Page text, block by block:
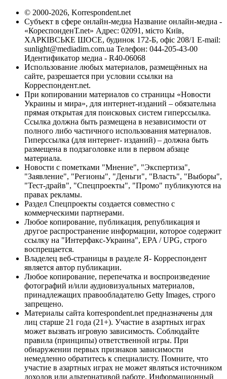
© 2000-2026, Korrespondent.net
Субъект в сфере онлайн-медиа Название онлайн-медиа -
«КореспонденТ.net» Адрес: 02091, місто Київ,
ХАРКІВСЬКЕ ШОСЕ, будинок 172-Б, офіс 208/1 E-mail:
sunlight@mediadim.com.ua Телефон: 044-205-43-00
Идентификатор медиа - R40-06068
Использование любых материалов, размещённых на
сайте, разрешается при условии ссылки на
Корреспондент.net.
При копировании материалов со страницы «Новости
Украины и мира», для интернет-изданий – обязательна
прямая открытая для поисковых систем гиперссылка.
Ссылка должна быть размещена в независимости от
полного либо частичного использования материалов.
Гиперссылка (для интернет- изданий) – должна быть
размещена в подзаголовке или в первом абзаце
материала.
Новости с пометками "Мнение", "Экспертиза",
"Заявление", "Регионы", "Деньги", "Власть", "Выборы",
"Тест-драйв", "Спецпроекты", "Промо" публикуются на
правах рекламы.
Раздел Спецпроекты создается совместно с
коммерческими партнерами.
Любое копирование, публикация, републикация и
другое распространение информации, которое содержит
ссылку на "Интерфакс-Украина", EPA / UPG, строго
воспрещается.
Владелец веб-страницы в разделе Я- Корреспондент
является автор публикации.
Любое копирование, перепечатка и воспроизведение
фотографий и/или аудиовизуальных материалов,
принадлежащих правообладателю Getty Images, строго
запрещено.
Материалы сайта korrespondent.net предназначены для
лиц старше 21 года (21+). Участие в азартных играх
может вызвать игровую зависимость. Соблюдайте
правила (принципы) ответственной игры. При
обнаружении первых признаков зависимости
немедленно обратитесь к специалисту. Помните, что
участие в азартных играх не может являться источником
доходов или альтернативой работе. Информационный